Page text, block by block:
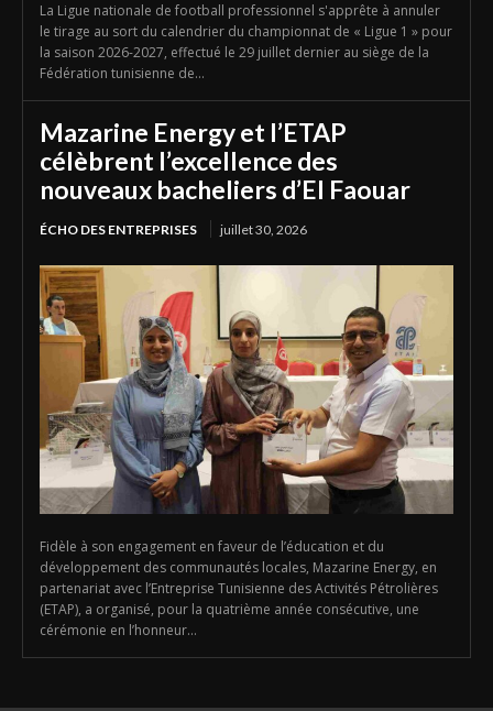
La Ligue nationale de football professionnel s'apprête à annuler
le tirage au sort du calendrier du championnat de « Ligue 1 » pour
la saison 2026-2027, effectué le 29 juillet dernier au siège de la
Fédération tunisienne de...
Mazarine Energy et l’ETAP
célèbrent l’excellence des
nouveaux bacheliers d’El Faouar
ÉCHO DES ENTREPRISES juillet 30, 2026
Fidèle à son engagement en faveur de l’éducation et du
développement des communautés locales, Mazarine Energy, en
partenariat avec l’Entreprise Tunisienne des Activités Pétrolières
(ETAP), a organisé, pour la quatrième année consécutive, une
cérémonie en l’honneur...